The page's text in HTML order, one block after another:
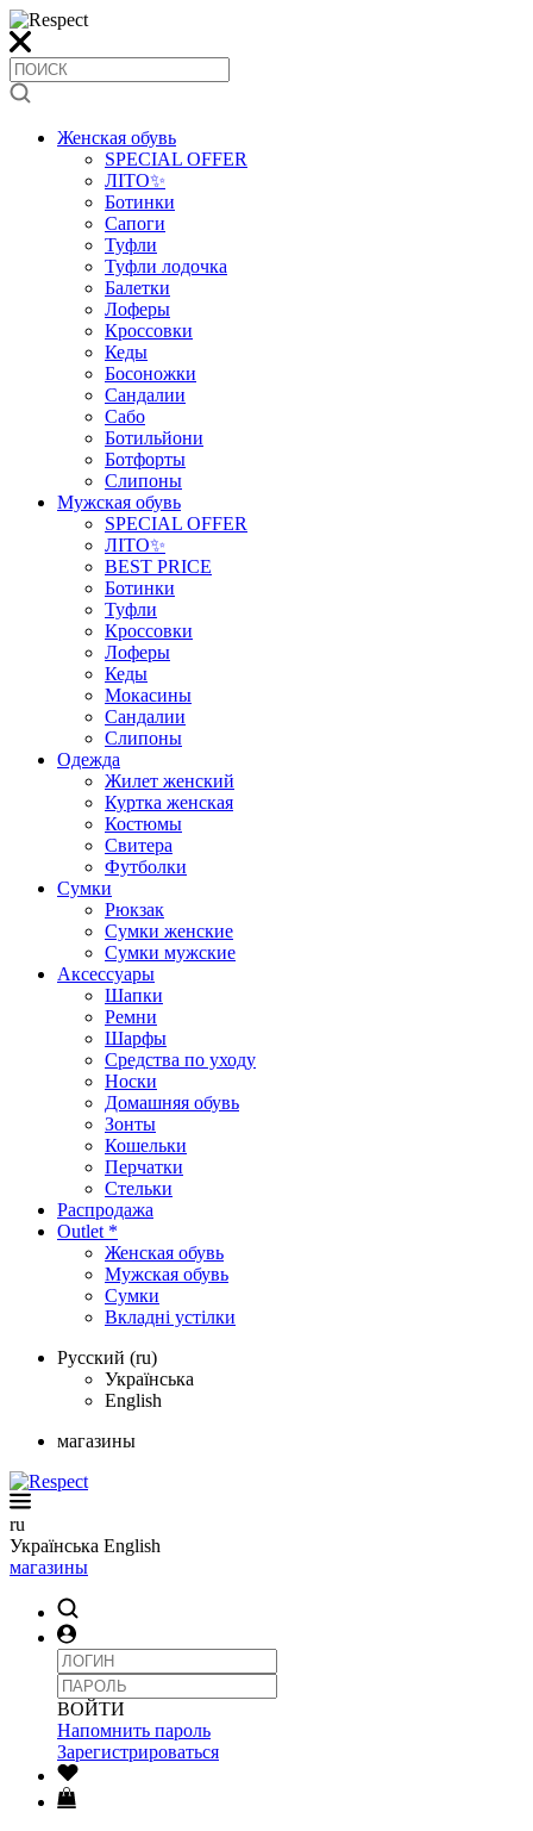
Женская обувь
SPECIAL OFFER
ЛІТО✨
Ботинки
Сапоги
Туфли
Туфли лодочка
Балетки
Лоферы
Кроссовки
Кеды
Босоножки
Сандалии
Сабо
Ботильйони
Ботфорты
Слипоны
Мужская обувь
SPECIAL OFFER
ЛІТО✨
BEST PRICE
Ботинки
Туфли
Кроссовки
Лоферы
Кеды
Мокасины
Сандалии
Слипоны
Одежда
Жилет женский
Куртка женская
Костюмы
Свитера
Футболки
Сумки
Рюкзак
Сумки женские
Сумки мужские
Аксеcсуары
Шапки
Ремни
Шарфы
Средства по уходу
Носки
Домашняя обувь
Зонты
Кошельки
Перчатки
Стельки
Распродажа
Outlet *
Женская обувь
Мужская обувь
Сумки
Вкладні устілки
Русский (ru)
Українська
English
магазины
ru
Українська English
магазины
ВОЙТИ
Напомнить пароль
Зарегистрироваться